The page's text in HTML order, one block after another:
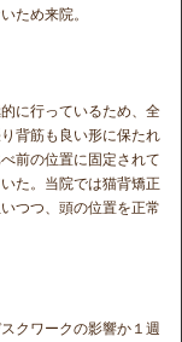
ため来院。
に行っているため、全
背筋も良い形に保たれ
前の位置に固定されて
た。当院では猫背矯正
つつ、頭の位置を正常
クワークの影響か１週